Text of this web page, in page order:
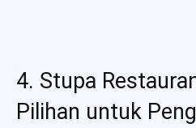
4. Stupa
Pilihan untuk